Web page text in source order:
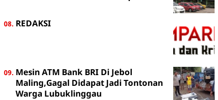
REDAKSI
Mesin ATM Bank BRI Di Jebol
Maling,Gagal Didapat Jadi Tontonan
Warga Lubuklinggau